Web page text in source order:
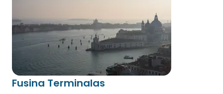
Fusina Terminalas